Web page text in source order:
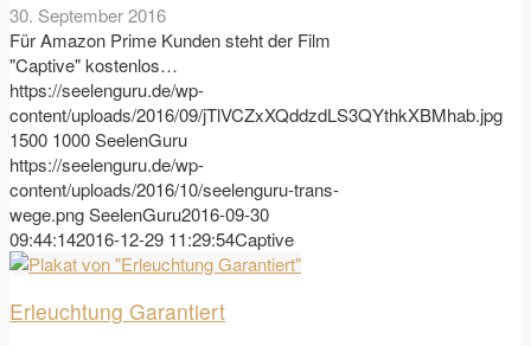
30. September 2016
Für Amazon Prime Kunden steht der Film
"Captive" kostenlos…
https://seelenguru.de/wp-
content/uploads/2016/09/jTlVCZxXQddzdLS3QYthkXBMhab.jpg
1500 1000SeelenGuru
https://seelenguru.de/wp-
content/uploads/2016/10/seelenguru-trans-
wege.pngSeelenGuru2016-09-30
09:44:142016-12-29 11:29:54Captive
Erleuchtung Garantiert